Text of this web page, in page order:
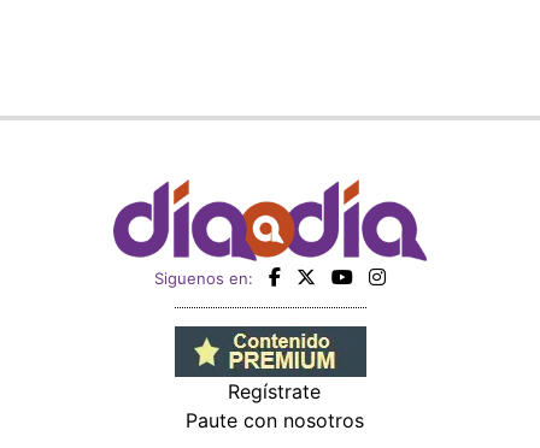
Siguenos en:
Regístrate
Paute con nosotros